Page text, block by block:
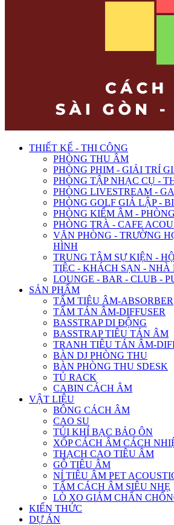
THIẾT KẾ - THI CÔNG
PHÒNG THU ÂM
PHÒNG PHIM - GIẢI TRÍ
PHÒNG TẬP NHẠC CỤ -
PHÒNG LIVESTREAM -
PHÒNG GOLF GIẢ LẬP -
PHÒNG KIỂM ÂM -
PHÒNG TRÀ - CAFE
VĂN PHÒNG - TRƯỜNG
HÌNH
TRUNG TÂM SỰ KIỆN -
TIỆC - KHÁCH SẠN - NHÀ
LOUNGE - BAR - CLUB -
SẢN PHẨM
TẤM TIÊU ÂM-ABSORBER
TẤM TÁN ÂM-DIFFUSER
BASSTRAP DI ĐỘNG
BASSTRAP TIÊU TÁN ÂM
TRANH TIÊU TÁN ÂM-
BÀN DJ PHÒNG THU
BÀN PHÒNG THU SDESK
TỦ RACK
CABIN CÁCH ÂM
VẬT LIỆU
BÔNG CÁCH ÂM
CAO SU
TÚI KHÍ BẠC BẢO ÔN
XỐP CÁCH ÂM CÁCH
THẠCH CAO TIÊU ÂM
GỖ TIÊU ÂM
NỈ TIÊU ÂM PET
TẤM CÁCH ÂM SIÊU NHẸ
LÒ XO GIẢM CHẤN
KIẾN THỨC
DỰ ÁN